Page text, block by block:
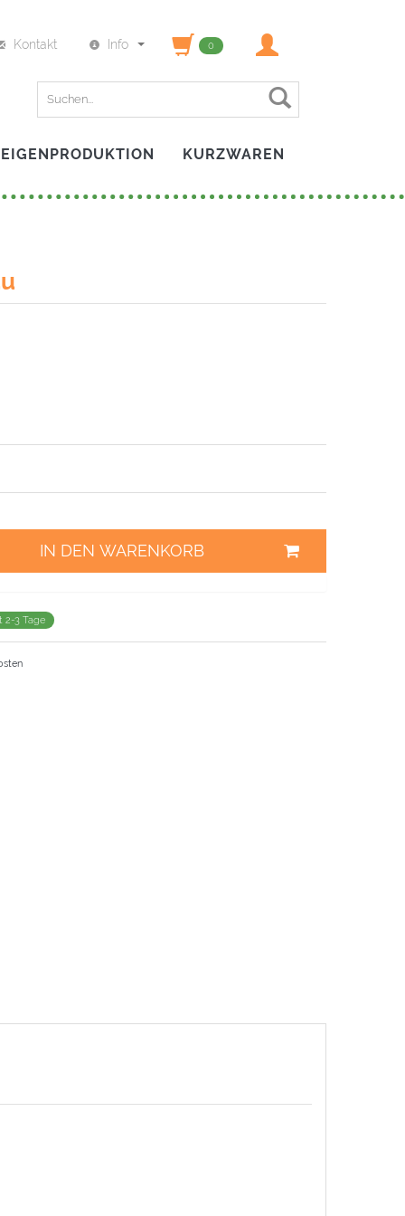
Kontakt Info 0
EIGENPRODUKTION KURZWAREN
IN DEN WARENKORB
2-3 Tage